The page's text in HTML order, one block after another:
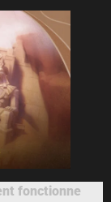
fonctionne